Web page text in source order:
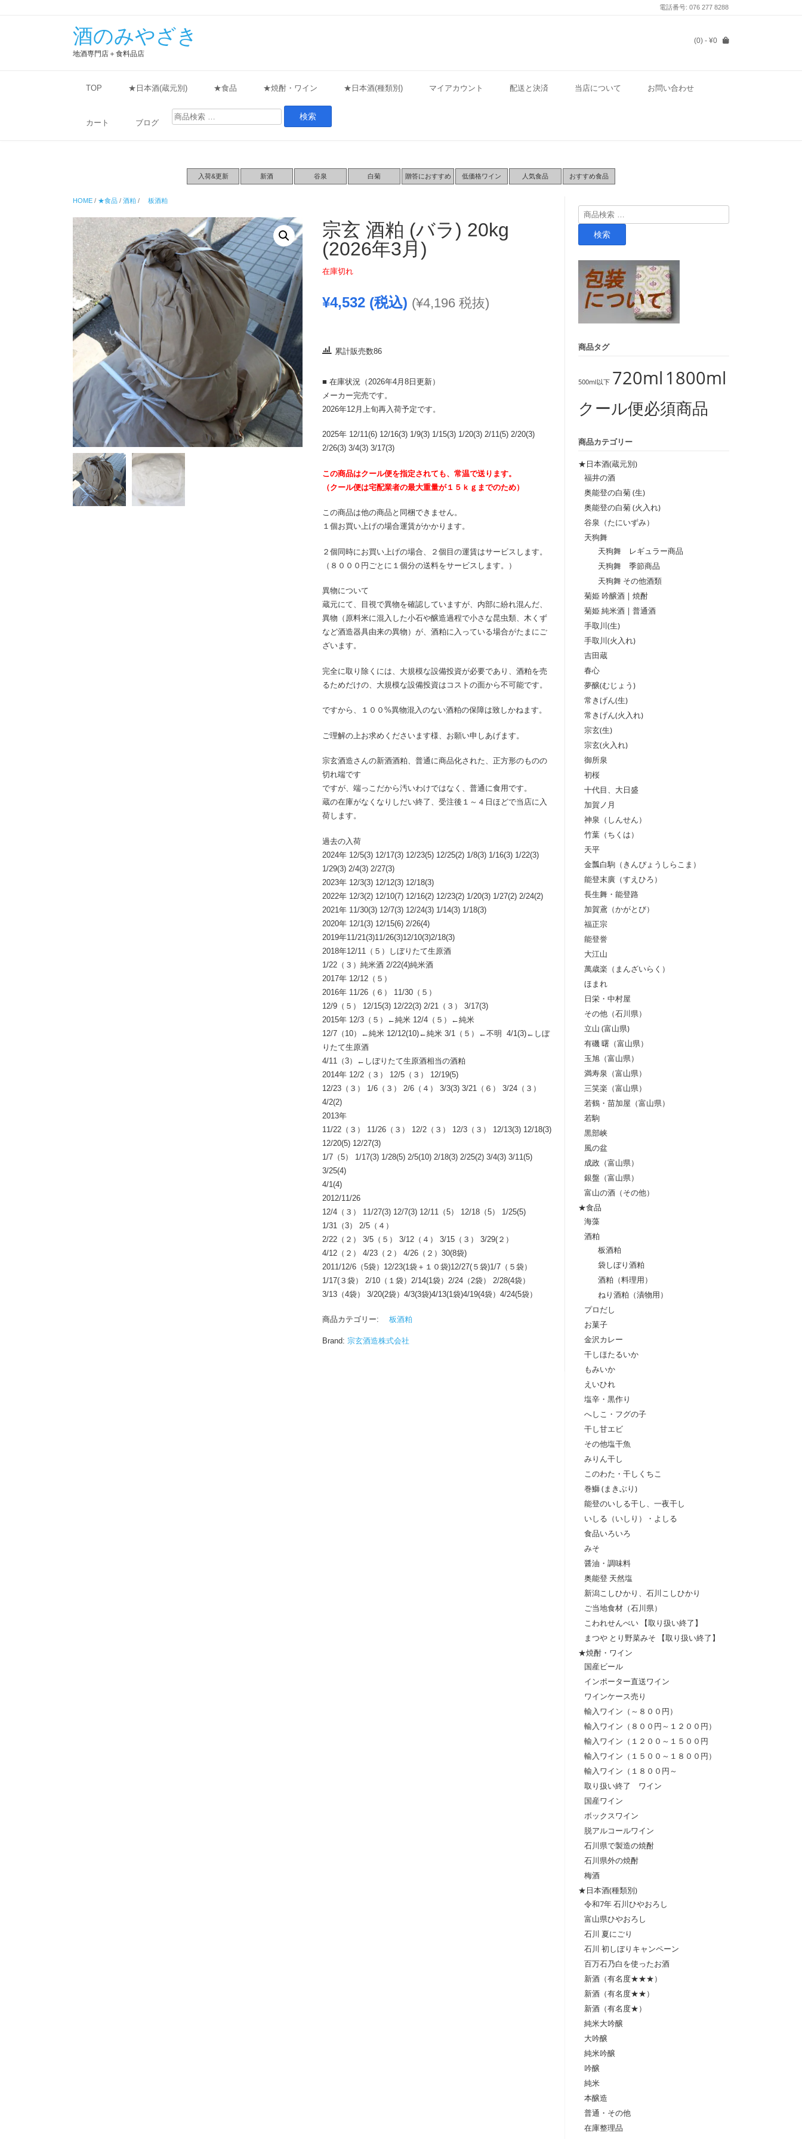
電話番号: 076 277 8288
酒のみやざき
地酒専門店＋食料品店
(0) - ¥0
TOP ★日本酒(蔵元別) ★食品 ★焼酎・ワイン ★日本酒(種類別) マイアカウント 配送と決済 当店について お問い合わせ
カート ブログ
検
索
入荷&更新 新酒 谷泉 白菊 贈答におすすめ 低価格ワイン 人気食品 おすすめ食品
HOME / ★食品 / 酒粕 / 板酒粕
宗玄 酒粕 (バラ) 20kg
(2026年3月)
在庫切れ
¥4,532(税込) (¥4,196税抜)
累計販売数86
■ 在庫状況（2026年4月8日更新）
メーカー完売です。
2026年12月上旬再入荷予定です。
2025年 12/11(6) 12/16(3) 1/9(3) 1/15(3) 1/20(3) 2/11(5) 2/20(3)
2/26(3) 3/4(3) 3/17(3)
この商品はクール便を指定されても、常温で送ります。
（クール便は宅配業者の最大重量が１５ｋｇまでのため）
この商品は他の商品と同梱できません。
１個お買い上げの場合運賃がかかります。
２個同時にお買い上げの場合、２個目の運賃はサービスします。
（８０００円ごとに１個分の送料をサービスします。）
異物について
蔵元にて、目視で異物を確認していますが、内部に紛れ混んだ、
異物（原料米に混入した小石や醸造過程で小さな昆虫類、木くず
など酒造器具由来の異物）が、酒粕に入っている場合がたまにご
ざいます。
完全に取り除くには、大規模な設備投資が必要であり、酒粕を売
るためだけの、大規模な設備投資はコストの面から不可能です。
ですから、１００%異物混入のない酒粕の保障は致しかねます。
ご理解の上お求めくださいます様、お願い申しあげます。
宗玄酒造さんの新酒酒粕、普通に商品化された、正方形のものの
切れ端です
ですが、端っこだから汚いわけではなく、普通に食用です。
蔵の在庫がなくなりしだい終了、受注後１～４日ほどで当店に入
荷します。
過去の入荷
2024年 12/5(3) 12/17(3) 12/23(5) 12/25(2) 1/8(3) 1/16(3) 1/22(3)
1/29(3) 2/4(3) 2/27(3)
2023年 12/3(3) 12/12(3) 12/18(3)
2022年 12/3(2) 12/10(7) 12/16(2) 12/23(2) 1/20(3) 1/27(2) 2/24(2)
2021年 11/30(3) 12/7(3) 12/24(3) 1/14(3) 1/18(3)
2020年 12/1(3) 12/15(6) 2/26(4)
2019年11/21(3)11/26(3)12/10(3)2/18(3)
2018年12/11（５）しぼりたて生原酒
1/22（３）純米酒 2/22(4)純米酒
2017年 12/12（５）
2016年 11/26（６） 11/30（５）
12/9（５） 12/15(3) 12/22(3) 2/21（３） 3/17(3)
2015年 12/3（５）←純米 12/4（５）←純米
12/7（10）←純米 12/12(10)←純米 3/1（５）←不明 4/1(3)←しぼ
りたて生原酒
4/11（3）←しぼりたて生原酒相当の酒粕
2014年 12/2（３） 12/5（３） 12/19(5)
12/23（３） 1/6（３） 2/6（４） 3/3(3) 3/21（６） 3/24（３）
4/2(2)
2013年
11/22（３） 11/26（３） 12/2（３） 12/3（３） 12/13(3) 12/18(3)
12/20(5) 12/27(3)
1/7（5） 1/17(3) 1/28(5) 2/5(10) 2/18(3) 2/25(2) 3/4(3) 3/11(5)
3/25(4)
4/1(4)
2012/11/26
12/4（３） 11/27(3) 12/7(3) 12/11（5） 12/18（5） 1/25(5)
1/31（3） 2/5（４）
2/22（２） 3/5（５） 3/12（４） 3/15（３） 3/29(２）
4/12（２） 4/23（２） 4/26（２）30(8袋)
2011/12/6（5袋）12/23(1袋＋１０袋)12/27(５袋)1/7（５袋）
1/17(３袋） 2/10（１袋）2/14(1袋）2/24（2袋） 2/28(4袋）
3/13（4袋） 3/20(2袋）4/3(3袋)4/13(1袋)4/19(4袋）4/24(5袋）
商品カテゴリー: 板酒粕
Brand: 宗玄酒造株式会社
検
索
検索
商品タグ
500ml以下 720ml 1800ml
クール便必須商品
商品カテゴリー
★日本酒(蔵元別)
福井の酒
奥能登の白菊 (生)
奥能登の白菊 (火入れ)
谷泉（たにいずみ）
天狗舞
天狗舞 レギュラー商品
天狗舞 季節商品
天狗舞 その他酒類
菊姫 吟醸酒 | 焼酎
菊姫 純米酒 | 普通酒
手取川(生)
手取川(火入れ)
吉田蔵
春心
夢醸(むじょう)
常きげん(生)
常きげん(火入れ)
宗玄(生)
宗玄(火入れ)
御所泉
初桜
十代目、大日盛
加賀ノ月
神泉（しんせん）
竹葉（ちくは）
天平
金瓢白駒（きんぴょうしらこま）
能登末廣（すえひろ）
長生舞・能登路
加賀鳶（かがとび）
福正宗
能登誉
大江山
萬歳楽（まんざいらく）
ほまれ
日栄・中村屋
その他（石川県）
立山 (富山県)
有磯 曙（富山県）
玉旭（富山県）
満寿泉（富山県）
三笑楽（富山県）
若鶴・苗加屋（富山県）
若駒
黒部峡
風の盆
成政（富山県）
銀盤（富山県）
富山の酒（その他）
★食品
海藻
酒粕
板酒粕
袋しぼり酒粕
酒粕（料理用）
ねり酒粕（漬物用）
プロだし
お菓子
金沢カレー
干しほたるいか
もみいか
えいひれ
塩辛・黒作り
へしこ・フグの子
干し甘エビ
その他塩干魚
みりん干し
このわた・干しくちこ
巻鰤 (まきぶり)
能登のいしる干し、一夜干し
いしる（いしり）・よしる
食品いろいろ
みそ
醤油・調味料
奥能登 天然塩
新潟こしひかり、石川こしひかり
ご当地食材（石川県）
こわれせんべい 【取り扱い終了】
まつや とり野菜みそ 【取り扱い終了】
★焼酎・ワイン
国産ビール
インポーター直送ワイン
ワインケース売り
輸入ワイン（～８００円）
輸入ワイン（８００円～１２００円）
輸入ワイン（１２００～１５００円
輸入ワイン（１５００～１８００円）
輸入ワイン（１８００円～
取り扱い終了 ワイン
国産ワイン
ボックスワイン
脱アルコールワイン
石川県で製造の焼酎
石川県外の焼酎
梅酒
★日本酒(種類別)
令和7年 石川ひやおろし
富山県ひやおろし
石川 夏にごり
石川 初しぼりキャンペーン
百万石乃白を使ったお酒
新酒（有名度★★★）
新酒（有名度★★）
新酒（有名度★）
純米大吟醸
大吟醸
純米吟醸
吟醸
純米
本醸造
普通・その他
在庫整理品